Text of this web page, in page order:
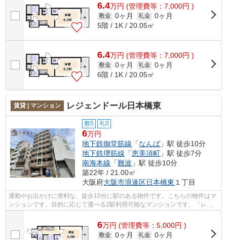
6.4万円 (管理費等：7,000円 )
敷金 0ヶ月 礼金 0ヶ月
5階 / 1K / 20.05㎡
6.4万円 (管理費等：7,000円 )
敷金 0ヶ月 礼金 0ヶ月
6階 / 1K / 20.05㎡
賃貸 | マンション レジェンドール日本橋東
敷0 礼0
6万円
地下鉄御堂筋線 「なんば」駅 徒歩10分
地下鉄堺筋線 「恵美須町 」駅 徒歩7分
南海本線 「難波 」駅 徒歩10分
築22年 / 21.00㎡
大阪府大阪市浪速区日本橋東 １丁目
通勤やお出かけに便利な、徒歩10分に駅のある物件です。こちらの物件はマ
ンションです。目的に応じて選べる2駅利用可能なマンションです。「レジ
ェンドール日本橋東」の物件情報をお探...
6万円 (管理費等：5,000円 )
敷金 0ヶ月 礼金 0ヶ月